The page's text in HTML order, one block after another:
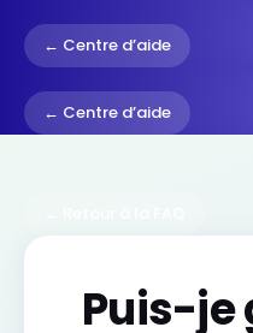
← Centre d’aide
← Centre d’aide
Puis-je